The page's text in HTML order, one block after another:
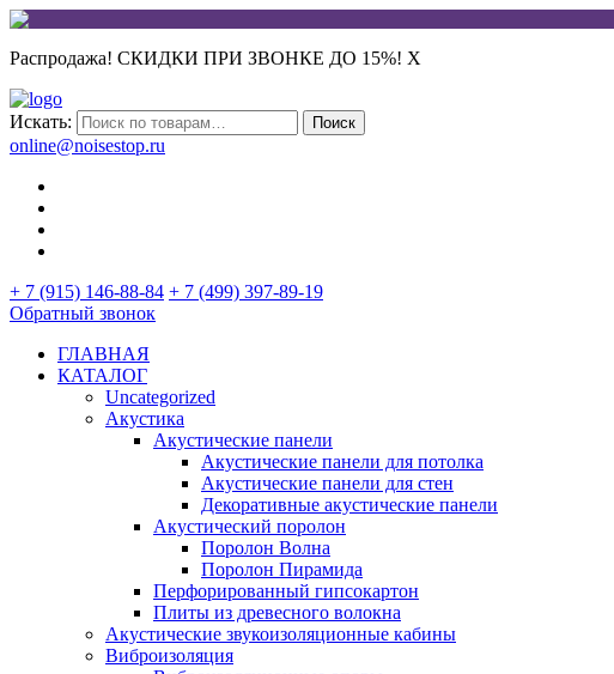
Распродажа! СКИДКИ ПРИ ЗВОНКЕ ДО 15%! X
Искать: Поиск
online@noisestop.ru
+ 7 (915) 146-88-84 + 7 (499) 397-89-19
Обратный звонок
ГЛАВНАЯ
КАТАЛОГ
Uncategorized
Акустика
Акустические панели
Акустические панели для потолка
Акустические панели для стен
Декоративные акустические панели
Акустический поролон
Поролон Волна
Поролон Пирамида
Перфорированный гипсокартон
Плиты из древесного волокна
Акустические звукоизоляционные кабины
Виброизоляция